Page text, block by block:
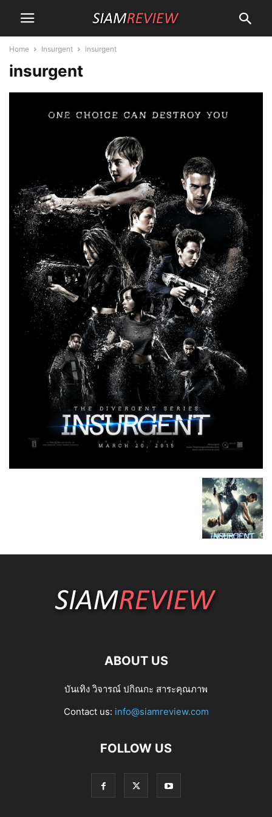
Home Insurgent insurgent
insurgent
ABOUT US
บันเทิง วิจารณ์ ปกิณกะ สาระคุณภาพ
Contact us: info@siamreview.com
FOLLOW US